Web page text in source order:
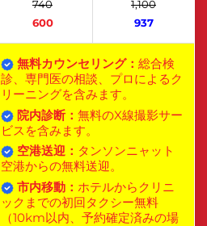
740
600
1,100
937
無料カウンセリング： 総合検
診、専門医の相談、プロによるク
リーニングを含みます。
院内診断： 無料のX線撮影サー
ビスを含みます。
空港送迎： タンソンニャット
空港からの無料送迎。
市内移動： ホテルからクリニ
ックまでの初回タクシー無料
（10km以内、予約確定済みの場